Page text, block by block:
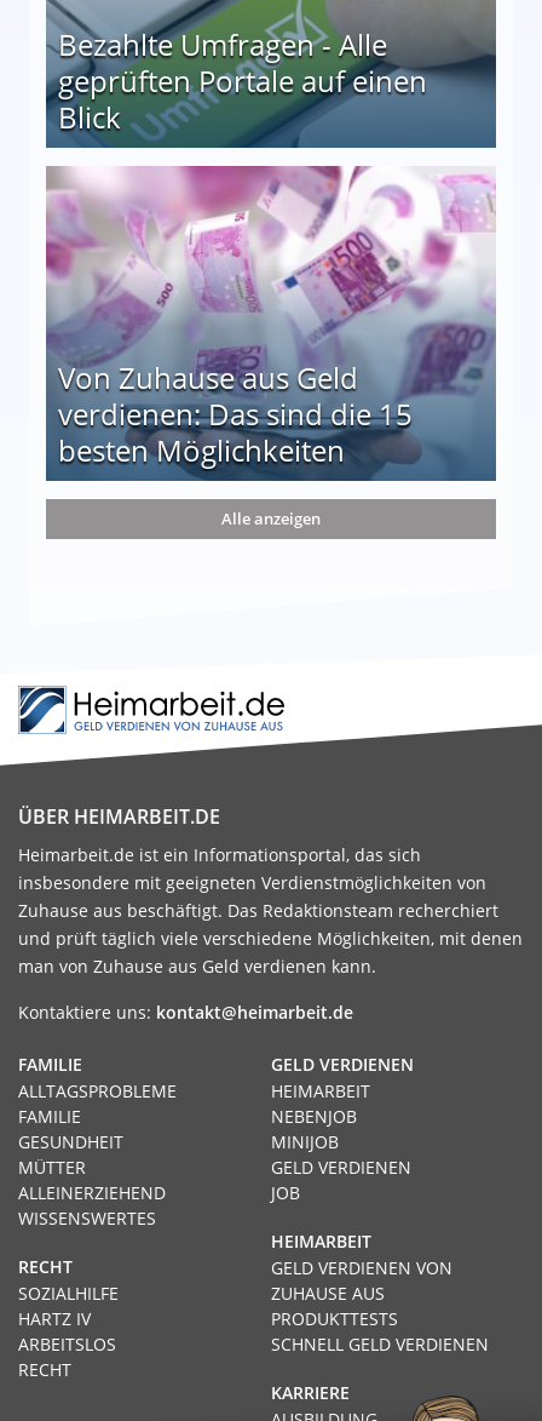
Bezahlte Umfragen - Alle
geprüften Portale auf einen
Blick
auf einen Blick
Von Zuhause aus Geld
verdienen: Das sind die 15
besten Möglichkeiten
die 15 besten Möglichkeiten
Alle anzeigen
ÜBER HEIMARBEIT.DE
Heimarbeit.de ist ein Informationsportal, das sich
insbesondere mit geeigneten Verdienstmöglichkeiten von
Zuhause aus beschäftigt. Das Redaktionsteam recherchiert
und prüft täglich viele verschiedene Möglichkeiten, mit denen
man von Zuhause aus Geld verdienen kann.
Kontaktiere uns: kontakt@heimarbeit.de
GELD VERDIENEN
HEIMARBEIT
NEBENJOB
MINIJOB
GELD VERDIENEN
JOB
HEIMARBEIT
GELD VERDIENEN VON
ZUHAUSE AUS
PRODUKTTESTS
SCHNELL GELD VERDIENEN
KARRIERE
FAMILIE
ALLTAGSPROBLEME
FAMILIE
GESUNDHEIT
MÜTTER
ALLEINERZIEHEND
WISSENSWERTES
RECHT
SOZIALHILFE
HARTZ IV
ARBEITSLOS
RECHT